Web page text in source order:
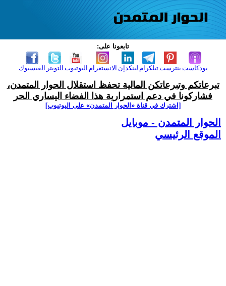
تابعونا على:
الفيسبوك التويتر اليوتيوب الانستغرام لينكدإن تيلكرامبنترست بودكاست
تبرعاتكم وتبرعاتكن المالية تحفظ استقلال الحوار المتمدن،
فشاركونا في دعم استمرارية هذا الفضاء اليساري الحر
[اشترك في قناة ‫«الحوار المتمدن» على اليوتيوب]
الحوار المتمدن - موبايل
الموقع الرئيسي